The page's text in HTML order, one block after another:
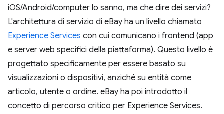
iOS/Android/computer lo sanno, ma che dire dei servizi?
L'architettura di servizio di eBay ha un livello chiamato
Experience Services con cui comunicano i frontend (app
e server web specifici della piattaforma). Questo livello è
progettato specificamente per essere basato su
visualizzazioni o dispositivi, anziché su entità come
articolo, utente o ordine. eBay ha poi introdotto il
concetto di percorso critico per Experience Services.